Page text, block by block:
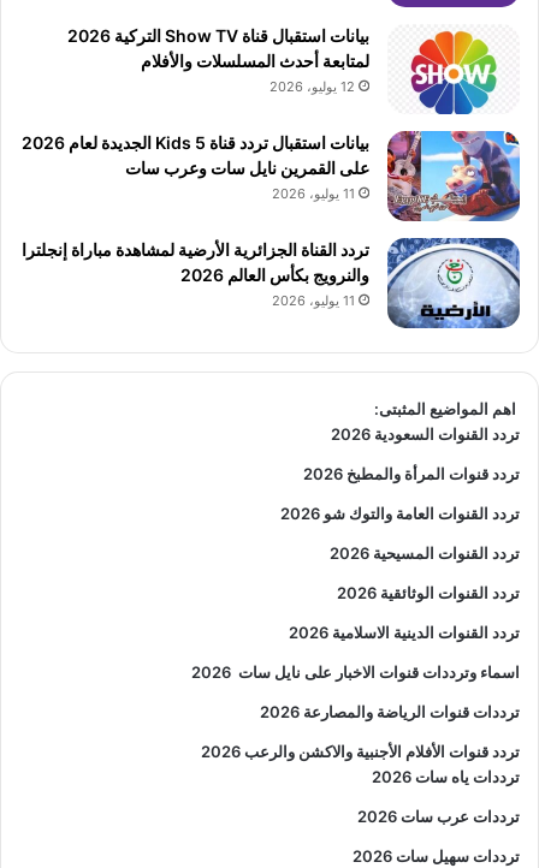
بيانات استقبال قناة Show TV التركية 2026
لمتابعة أحدث المسلسلات والأفلام
12 يوليو، 2026
بيانات استقبال تردد قناة 5 Kids الجديدة لعام 2026
على القمرين نايل سات وعرب سات
11 يوليو، 2026
تردد القناة الجزائرية الأرضية لمشاهدة مباراة إنجلترا
والنرويج بكأس العالم 2026
11 يوليو، 2026
اهم المواضيع المثبتى:
تردد القنوات السعودية 2026
تردد قنوات المرأة والمطبخ 2026
تردد القنوات العامة والتوك شو 2026
تردد القنوات المسيحية 2026
تردد القنوات الوثائقية 2026
تردد القنوات الدينية الاسلامية 2026
اسماء وترددات قنوات الاخبار على نايل سات 2026
ترددات قنوات الرياضة والمصارعة 2026
تردد قنوات الأفلام الأجنبية والاكشن والرعب2026
ترددات ياه سات 2026
ترددات عرب سات 2026
ترددات سهيل سات 2026